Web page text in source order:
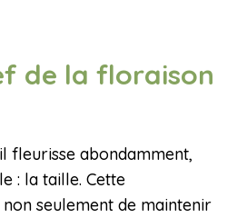
de la floraison
fleurisse abondamment,
: la taille. Cette
seulement de maintenir